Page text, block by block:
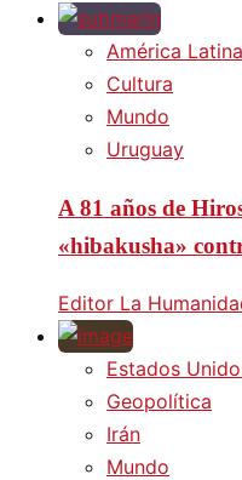
América Latina
Cultura
Mundo
Uruguay
A 81 años de
«hibakusha»
Editor La
Estados
Geopolítica
Irán
Mundo